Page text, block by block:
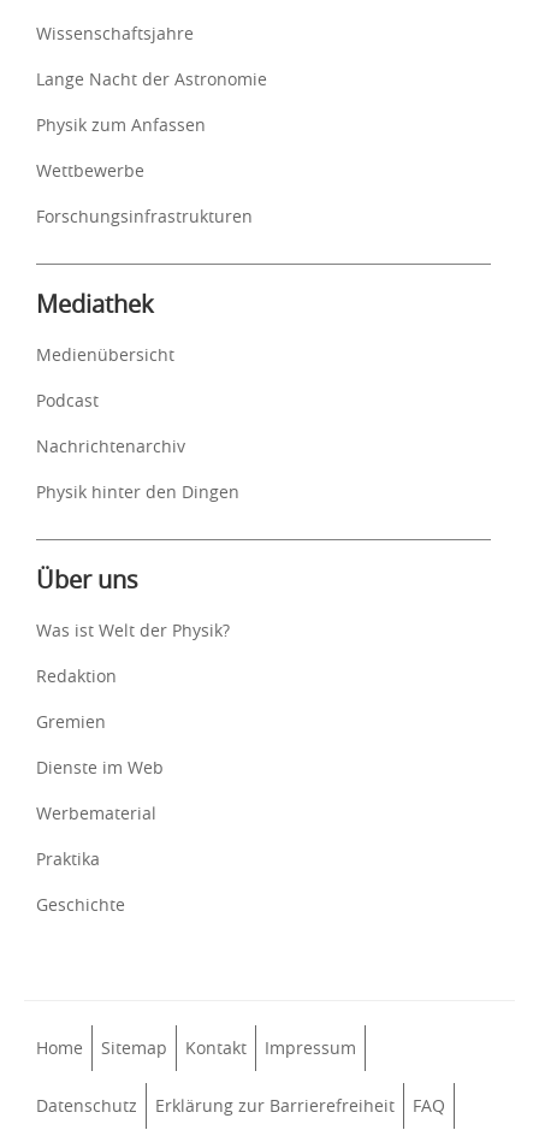
Wissenschaftsjahre
Lange Nacht der Astronomie
Physik zum Anfassen
Wettbewerbe
Forschungsinfrastrukturen
Mediathek
Medienübersicht
Podcast
Nachrichtenarchiv
Physik hinter den Dingen
Über uns
Was ist Welt der Physik?
Redaktion
Gremien
Dienste im Web
Werbematerial
Praktika
Geschichte
Home Sitemap Kontakt Impressum
Datenschutz Erklärung zur Barrierefreiheit FAQ